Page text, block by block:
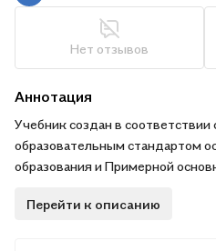
Нет отзывов
Аннотация
Учебник создан в
образовательным стандартом
образования и Примерной
изучения курса является
Перейти к описанию